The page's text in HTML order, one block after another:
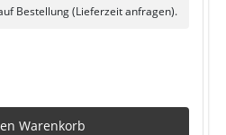
Bestellung (Lieferzeit anfragen).
Warenkorb